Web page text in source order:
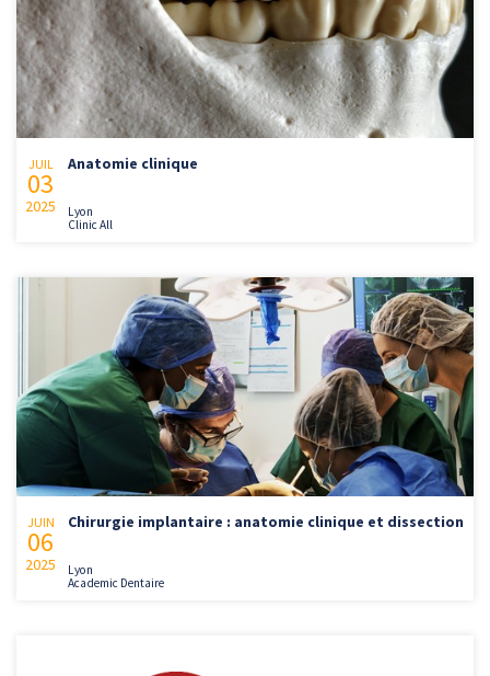
JUIL
03
2025
Anatomie clinique
Lyon
Clinic All
JUIN
06
2025
Chirurgie implantaire : anatomie clinique et dissection
Lyon
Academic Dentaire